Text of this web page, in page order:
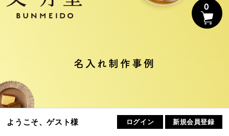
0
制作事例
名入れ制作事例
ようこそ、ゲスト様 ログイン 新規会員登録